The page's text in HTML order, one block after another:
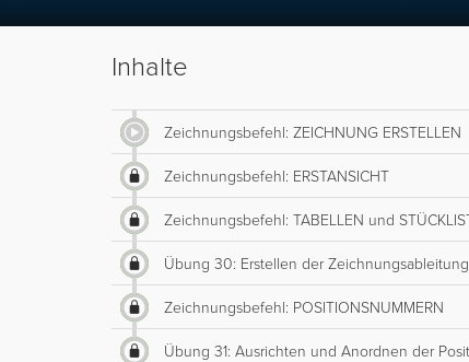
Inhalte
Zeichnungsbefehl: ZEICHNUNG ERSTELLEN
Zeichnungsbefehl: ERSTANSICHT
Zeichnungsbefehl: TABELLEN und
Übung 30: Erstellen der
Zeichnungsbefehl: POSITIONSNUMMERN
Übung 31: Ausrichten und Anordnen der